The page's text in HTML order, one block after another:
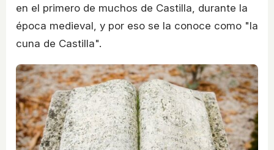
en el primero de muchos de Castilla, durante la
época medieval, y por eso se la conoce como "la
cuna de Castilla".